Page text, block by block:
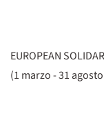
EUROPEAN
(1 marzo - 31